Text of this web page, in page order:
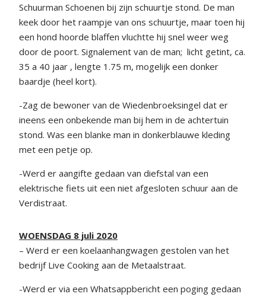
Schuurman Schoenen bij zijn schuurtje stond. De man
keek door het raampje van ons schuurtje, maar toen hij
een hond hoorde blaffen vluchtte hij snel weer weg
door de poort. Signalement van de man; licht getint, ca.
35 a 40 jaar , lengte 1.75 m, mogelijk een donker
baardje (heel kort).
-Zag de bewoner van de Wiedenbroeksingel dat er
ineens een onbekende man bij hem in de achtertuin
stond. Was een blanke man in donkerblauwe kleding
met een petje op.
-Werd er aangifte gedaan van diefstal van een
elektrische fiets uit een niet afgesloten schuur aan de
Verdistraat.
WOENSDAG 8 juli 2020
– Werd er een koelaanhangwagen gestolen van het
bedrijf Live Cooking aan de Metaalstraat.
-Werd er via een Whatsappbericht een poging gedaan